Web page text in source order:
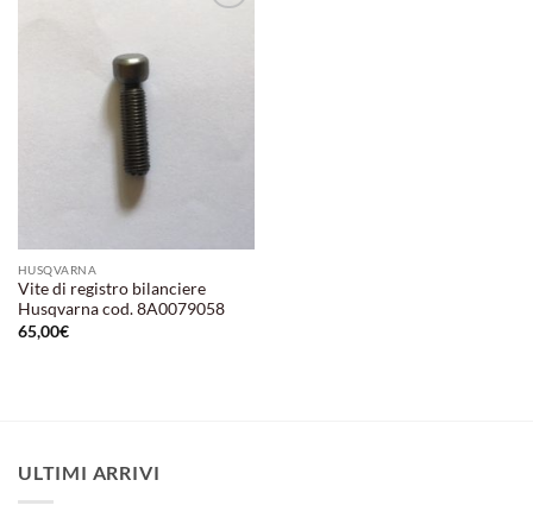
HUSQVARNA
Vite di registro bilanciere
Husqvarna cod. 8A0079058
65,00€
ULTIMI ARRIVI